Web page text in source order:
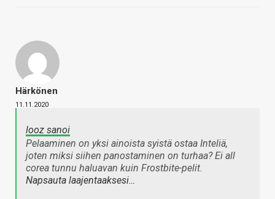
Härkönen
11.11.2020
looz sanoi
Pelaaminen on yksi ainoista syistä ostaa Inteliä,
joten miksi siihen panostaminen on turhaa? Ei all
corea tunnu haluavan kuin Frostbite-pelit.
Napsauta laajentaaksesi…